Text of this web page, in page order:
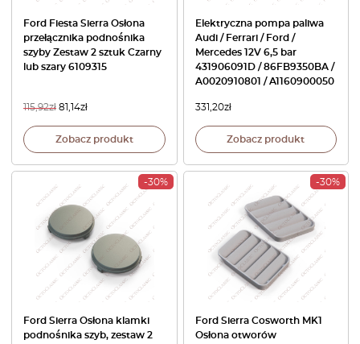
Ford Fiesta Sierra Osłona
przełącznika podnośnika
szyby Zestaw 2 sztuk Czarny
lub szary 6109315
115,92zł 81,14zł
Zobacz produkt
Elektryczna pompa paliwa
Audi / Ferrari / Ford /
Mercedes 12V 6,5 bar
431906091D / 86FB9350BA /
A0020910801 / A1160900050
331,20zł
Zobacz produkt
-30%
Ford Sierra Osłona klamki
podnośnika szyb, zestaw 2
-30%
Ford Sierra Cosworth MK1
Osłona otworów